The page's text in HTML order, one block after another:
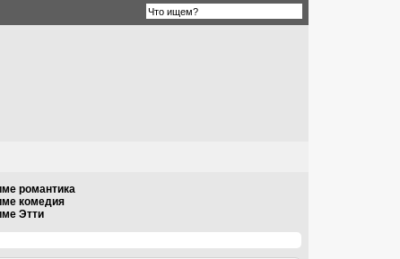
романтика
комедия
Этти